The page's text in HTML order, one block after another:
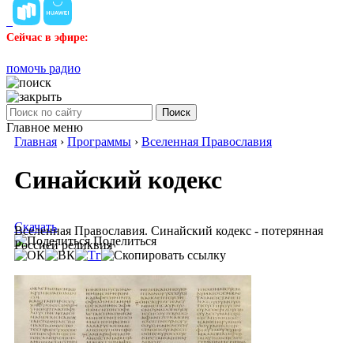
Сейчас в эфире:
помочь радио
Поиск
Главное меню
Главная › Программы › Вселенная Православия
Синайский кодекс
Вселенная Православия. Синайский кодекс - потерянная
Россией реликвия
Скачать
Поделиться